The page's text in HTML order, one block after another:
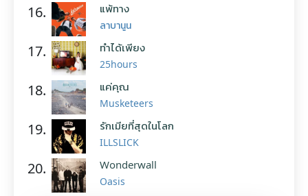
16. แพ้ทาง
ลาบานูน
17. ทำได้เพียง
25hours
18. แค่คุณ
Musketeers
19. รักเมียที่สุดในโลก
ILLSLICK
20. Wonderwall
Oasis